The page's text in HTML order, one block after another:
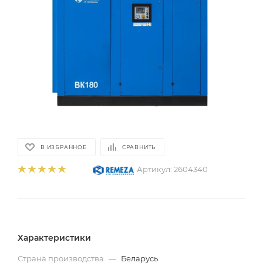
В ИЗБРАННОЕ СРАВНИТЬ
Артикул: 2604340
Характеристики
Страна производства — Беларусь